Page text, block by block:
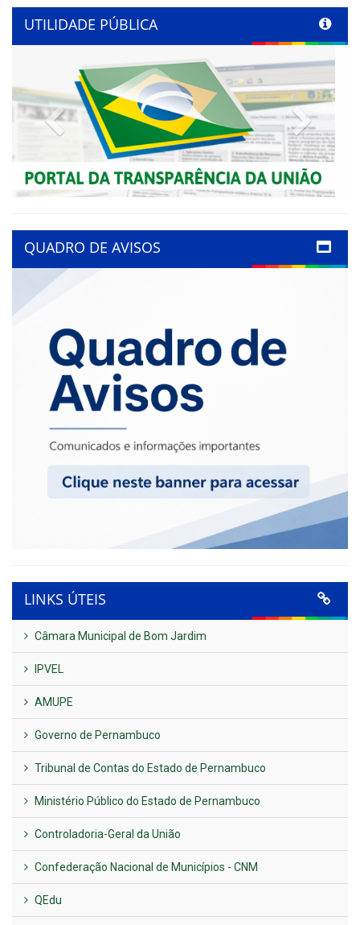
UTILIDADE PÚBLICA
Previous Next
QUADRO DE AVISOS
LINKS ÚTEIS
Câmara Municipal de Bom Jardim
IPVEL
AMUPE
Governo de Pernambuco
Tribunal de Contas do Estado de Pernambuco
Ministério Público do Estado de Pernambuco
Controladoria-Geral da União
Confederação Nacional de Municípios - CNM
QEdu